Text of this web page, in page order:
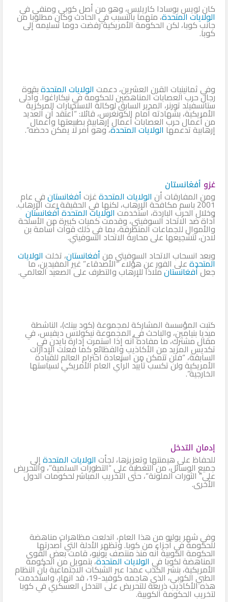
كان لويس بوسادا كاريليس، وهو من أصل كوبي ومنفي في
الولايات المتحدة، متهما بالتسبب في الحادث وكان مطلوبا من
جانب كوبا، لكن الحكومة الأمريكية رفضت دوما تسليمه إلى
كوبا.
وفي ثمانينيات القرن العشرين، دعمت الولايات المتحدةبقوة
رجال حرب العصابات المناهضين للحكومة في نيكاراغوا. وأدلى
ستانسفيلد تورنر، المدير السابق لوكالة الاستخبارات المركزية
الأمريكية، بشهادته أمام الكونغرس، قائلا: “أعتقد أن العديد
من أعمال حرب العصابات أعمال إرهابية بطبيعتها وأعمال
إرهابية تدعمها الولايات المتحدة، وهو أمر لا يمكن دحضه”.
غزو أفغانستان
ومن المفارقات أن الولايات المتحدةغزتأفغانستانفي عام
2001 باسم مكافحة الإرهاب، لكنها في الحقيقة رعت الإرهاب.
وخلال الحرب الباردة، استخدمتالولايات المتحدةأفغانستان
أداة ضد الاتحاد السوفيتي، وقدمت كميات كبيرة من الأسلحة
والأموال للجماعات المتطرفة، بما في ذلك قوات أسامة بن
لادن، لتشجيعها على محاربة الاتحاد السوفيتي.
وبعد انسحاب الاتحاد السوفيتي منأفغانستان، تخلت الولايات
المتحدةعلى الفور عن هؤلاء “الأصدقاء” غير المفيدين، ما
جعلأفغانستانملاذا للإرهاب والتطرف على الصعيد العالمي.
كتبت المؤسسة المشاركة لمجموعة (كود بينك)، الناشطة
ميديا بنيامين، والباحث في المجموعة نيكولاس ديفيس، في
مقال مشترك، ما مفاده أنه إذا استمرت إدارة بايدن في
تكديس المزيد من الأكاذيب والفظائع كما فعلت الإدارات
السابقة، “فلن تتمكن من استعادة احترام العالم للقيادة
الأمريكية ولن تكسب تأييد الرأي العام الأمريكي لسياستها
الخارجية”.
إدمان التدخل
للحفاظ على هيمنتها وتعزيزها، لجأت الولايات المتحدةإلى
جميع الوسائل، من التغطية على “التطورات السلمية”، والتحريض
على” الثورات الملونة”، حتى التخريب المباشر لحكومات الدول
الأخرى.
وفي شهر يوليو من هذا العام، اندلعت مظاهرات مناهضة
للحكومة في أجزاء من كوبا. وتظهر الأدلة التي أصدرتها
الحكومة الكوبية أنه منذ منتصف يونيو، قامت بعض القوى
المناهضة لكوبا فيالولايات المتحدة، بتمويل من الحكومة
الأمريكية، بنشر الكذب عمدا عبر الشبكات الاجتماعية بأن النظام
الطبي الكوبي، الذي هاجمه كوفيد-19، قد انهار، واستخدمت
هذه الأكاذيب ذريعة للتحريض على التدخل العسكري في كوبا
لتخريب الحكومة الكوبية.